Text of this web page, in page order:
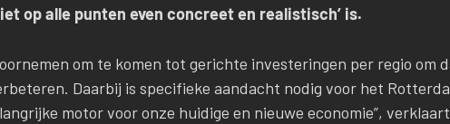
op alle punten even concreet en realistisch’ is.
om te komen tot gerichte investeringen per regio om
Daarbij is specifieke aandacht nodig voor het
motor voor onze huidige en nieuwe economie”,